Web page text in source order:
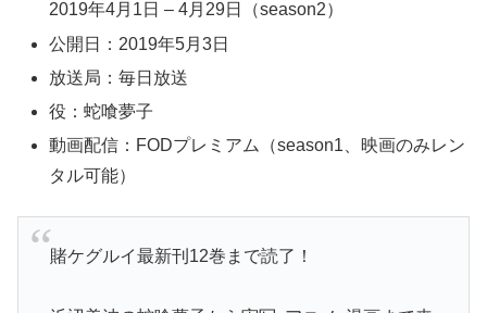
2019年4月1日 – 4月29日（season2）
公開日：2019年5月3日
放送局：毎日放送
役：蛇喰夢子
動画配信：FODプレミアム（season1、映画のみレン
タル可能）
賭ケグルイ最新刊12巻まで読了！